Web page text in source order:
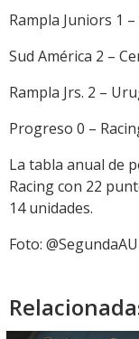
Rampla Juniors 1
Sud América 2 –
Rampla Jrs. 2 –
Progreso 0 –
La tabla anual de
Racing con 22
14 unidades.
Foto: